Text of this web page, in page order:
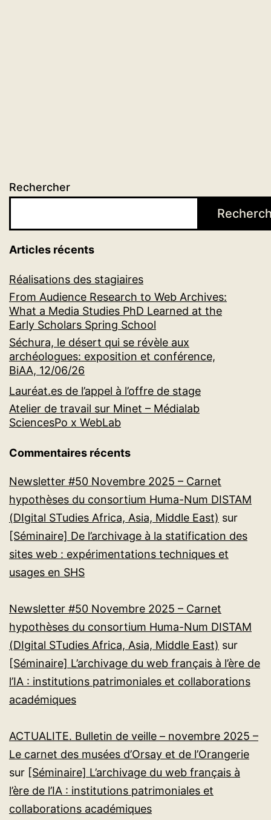
Rechercher
Articles récents
Réalisations des stagiaires
From Audience Research to Web Archives:
What a Media Studies PhD Learned at the
Early Scholars Spring School
Séchura, le désert qui se révèle aux
archéologues: exposition et conférence,
BiAA, 12/06/26
Lauréat.es de l’appel à l’offre de stage
Atelier de travail sur Minet – Médialab
SciencesPo x WebLab
Commentaires récents
Newsletter #50 Novembre 2025 – Carnet
hypothèses du consortium Huma-Num DISTAM
(DIgital STudies Africa, Asia, Middle East) sur
[Séminaire] De l’archivage à la statification des
sites web : expérimentations techniques et
usages en SHS
Newsletter #50 Novembre 2025 – Carnet
hypothèses du consortium Huma-Num DISTAM
(DIgital STudies Africa, Asia, Middle East) sur
[Séminaire] L’archivage du web français à l’ère de
l’IA : institutions patrimoniales et collaborations
académiques
ACTUALITE. Bulletin de veille – novembre 2025 –
Le carnet des musées d’Orsay et de l’Orangerie
sur [Séminaire] L’archivage du web français à
l’ère de l’IA : institutions patrimoniales et
collaborations académiques